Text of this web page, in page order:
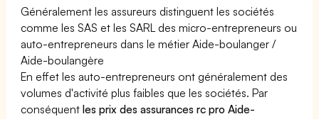
Généralement les assureurs distinguent les sociétés
comme les SAS et les SARL des micro-entrepreneurs ou
auto-entrepreneurs dans le métier Aide-boulanger /
Aide-boulangère
En effet les auto-entrepreneurs ont généralement des
volumes d'activité plus faibles que les sociétés. Par
conséquentles prix des assurances rc pro Aide-